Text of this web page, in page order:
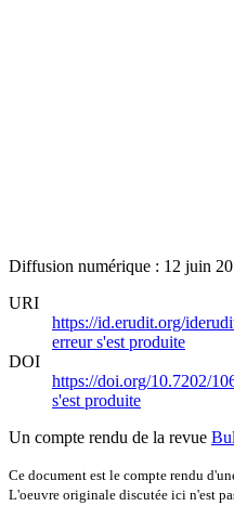
Diffusion numérique : 12 juin
URI
https://id.erudit.org/
erreur s'est produite
DOI
https://doi.org/10.7202/
s'est produite
Un compte rendu de la revue
Ce document est le compte rendu
L'oeuvre originale discutée ici n'est